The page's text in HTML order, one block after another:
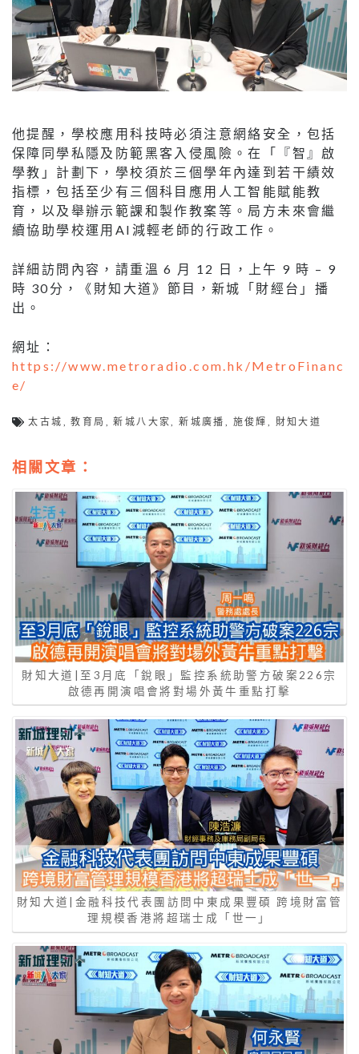
他提醒，學校應用科技時必須注意網絡安全，包括
保障同學私隱及防範黑客入侵風險。在「『智』啟
學教」計劃下，學校須於三個學年內達到若干績效
指標，包括至少有三個科目應用人工智能賦能教
育，以及舉辦示範課和製作教案等。局方未來會繼
續協助學校運用AI減輕老師的行政工作。
詳細訪問內容，請重溫 6 月 12 日，上午 9 時 – 9
時 30分，《財知大道》節目，新城「財經台」播
出。
網址：
https://www.metroradio.com.hk/MetroFinanc
e/
太古城 ,教育局 ,新城八大家 ,新城廣播 施俊輝 財知大道
相關文章：
財知大道|至3月底「銳眼」監控系統助警方破案226宗
啟德再開演唱會將對場外黃牛重點打擊
財知大道|金融科技代表團訪問中東成果豐碩 跨境財富管
理規模香港將超瑞士成「世一」